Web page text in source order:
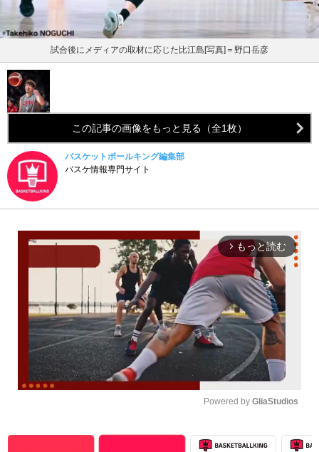
試合後にメディアの取材に応じた比江島[写真]＝野口岳彦
この記事の画像をもっと見る（全1枚）
バスケットボールキング編集部
バスケ情報専門サイト
arrow_forward_ios もっと読む
Powered by GliaStudios